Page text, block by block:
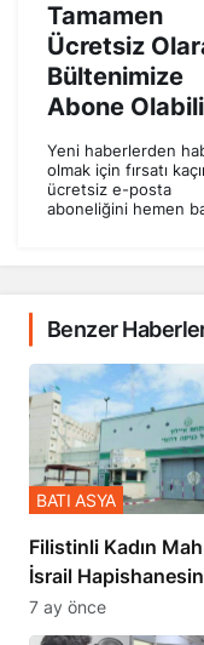
Tamamen
Ücretsiz
Bültenimize
Abone
Yeni haberlerden
olmak için fırsatı
ücretsiz e-posta
aboneliğini hemen
Benzer
Filistinli Kadın
İsrail
Zulmü Anlattı
BATI ASYA
7 ay önce